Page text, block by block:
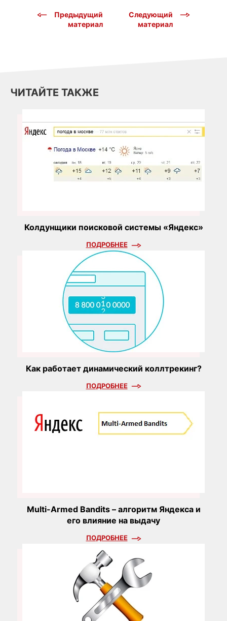
Предыдущий
материал
Следующий
материал
ЧИТАЙТЕ ТАКЖЕ
Колдунщики поисковой системы «Яндекс»
ПОДРОБНЕЕ
Как работает динамический коллтрекинг?
ПОДРОБНЕЕ
Multi-Armed Bandits – алгоритм Яндекса и
его влияние на выдачу
ПОДРОБНЕЕ